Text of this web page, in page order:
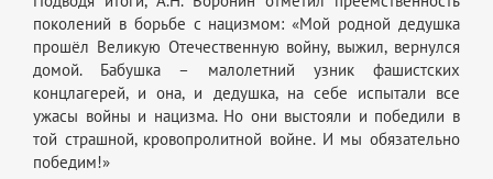
поколений в борьбе с нацизмом: «Мой родной дедушка
прошёл Великую Отечественную войну, выжил, вернулся
домой. Бабушка – малолетний узник фашистских
концлагерей, и она, и дедушка, на себе испытали все
ужасы войны и нацизма. Но они выстояли и победили в
той страшной, кровопролитной войне. И мы обязательно
победим!»